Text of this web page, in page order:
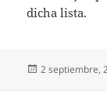
dicha lista.
Publicado
2 septiembre,